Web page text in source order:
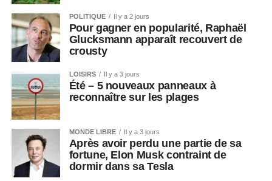
POLITIQUE Il y a 2 jours
Pour gagner en popularité, Raphaël
Glucksmann apparaît recouvert de
crousty
LOISIRS Il y a 3 jours
Été – 5 nouveaux panneaux à
reconnaître sur les plages
MONDE LIBRE Il y a 3 jours
Après avoir perdu une partie de sa
fortune, Elon Musk contraint de
dormir dans sa Tesla